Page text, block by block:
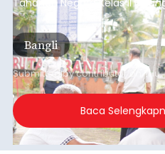
kegiatan pemeriksaan
(6/8/2026).
Bangli
Submitted bycontributor
Baca